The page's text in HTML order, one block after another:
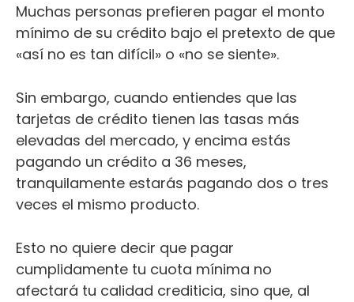
Muchas personas prefieren pagar el monto
mínimo de su crédito bajo el pretexto de que
«así no es tan difícil» o «no se siente».
Sin embargo, cuando entiendes que las
tarjetas de crédito tienen las tasas más
elevadas del mercado, y encima estás
pagando un crédito a 36 meses,
tranquilamente estarás pagando dos o tres
veces el mismo producto.
Esto no quiere decir que pagar
cumplidamente tu cuota mínima no
afectará tu calidad crediticia, sino que, al